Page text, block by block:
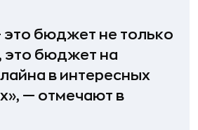
это бюджет не только
это бюджет на
в интересных
— отмечают в